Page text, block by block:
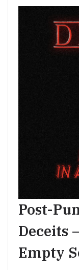
Post-
Deceits
Empty